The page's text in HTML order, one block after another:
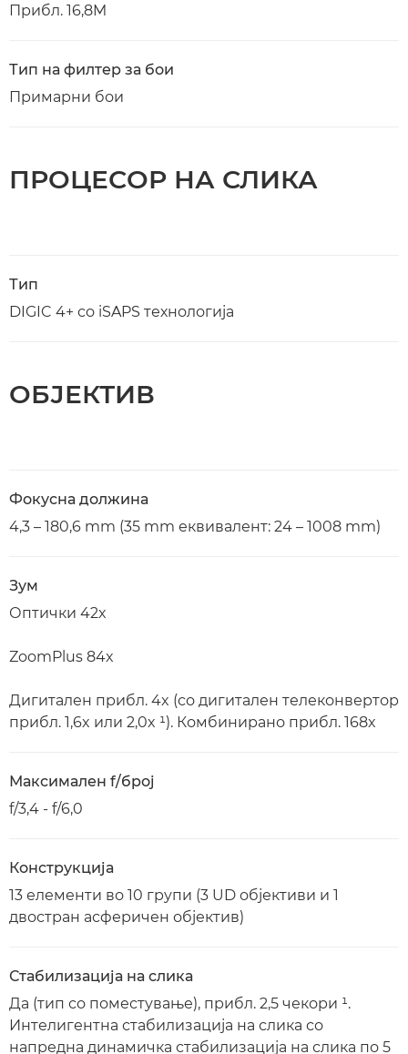
Прибл. 16,8M
Тип на филтер за бои
Примарни бои
ПРОЦЕСОР НА СЛИКА
Тип
DIGIC 4+ со iSAPS технологија
ОБЈЕКТИВ
Фокусна должина
4,3 – 180,6 mm (35 mm еквивалент: 24 – 1008 mm)
Зум
Оптички 42x
ZoomPlus 84x
Дигитален прибл. 4x (со дигитален телеконвертор
прибл. 1,6x или 2,0x ¹). Комбинирано прибл. 168x
Максимален f/број
f/3,4 - f/6,0
Конструкција
13 елементи во 10 групи (3 UD објективи и 1
двостран асферичен објектив)
Стабилизација на слика
Да (тип со поместување), прибл. 2,5 чекори ¹.
Интелигентна стабилизација на слика со
напредна динамичка стабилизација на слика по 5